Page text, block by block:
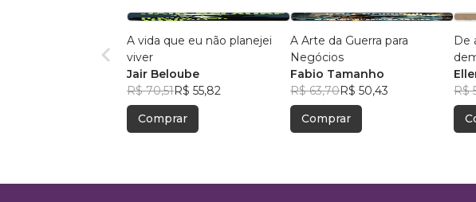
A vida que eu não planejei
viver
Jair Beloube
R$ 70,51R$ 55,82
Comprar
A Arte da Guerra para
Negócios
Fabio Tamanho
R$ 63,70R$ 50,43
Comprar
De
R$